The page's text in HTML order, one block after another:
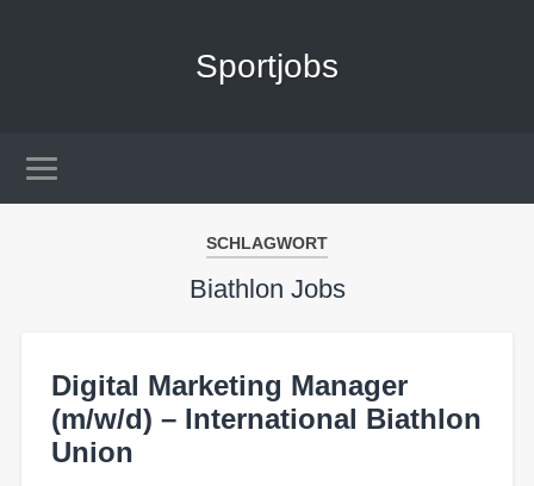
Sportjobs
SCHLAGWORT
Biathlon Jobs
Digital Marketing Manager
(m/w/d) – International Biathlon
Union